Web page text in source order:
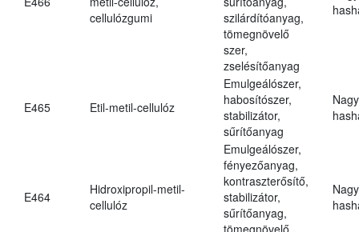
cellulózgumi
szilárdítóanyag,
tömegnövelő
szer,
zselésítőanyag
E465 Etil-metil-cellulóz
Emulgeálószer,
habosítószer,
stabilizátor,
sűrítőanyag
E464
Hidroxipropil-metil-
cellulóz
Emulgeálószer,
fényezőanyag,
kontraszterősítő,
stabilizátor,
sűrítőanyag,
tömegnövelő